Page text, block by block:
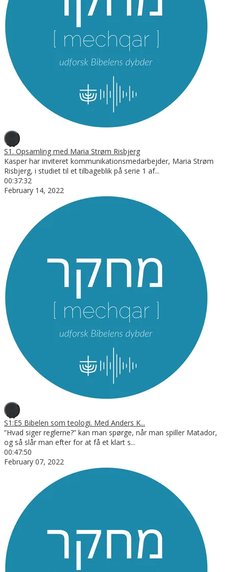
S1. Opsamling med Maria Strøm Risbjerg
Kasper har inviteret kommunikationsmedarbejder, Maria Strøm
Risbjerg, i studiet til et tilbageblik på serie 1 af...
00:37:32
February 14, 2022
S1:E5 Bibelen som teologi. Med Anders K...
”Hvad siger reglerne?” kan man spørge, når man spiller Matador,
og så slår man efter for at få et klart s...
00:47:50
February 07, 2022